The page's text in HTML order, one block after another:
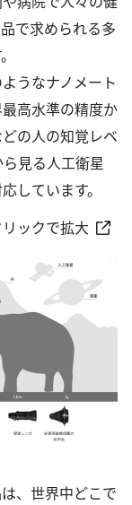
で求められる多
うなナノメート
高水準の精度か
の人の知覚レベ
見る人工衛星
しています。
ックで拡大
、世界中どこで